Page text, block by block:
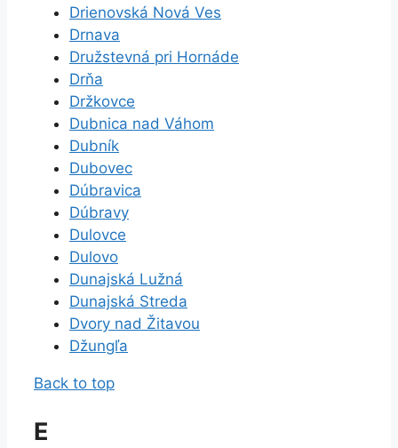
Drienovská Nová Ves
Drnava
Družstevná pri Hornáde
Drňa
Držkovce
Dubnica nad Váhom
Dubník
Dubovec
Dúbravica
Dúbravy
Dulovce
Dulovo
Dunajská Lužná
Dunajská Streda
Dvory nad Žitavou
Džungľa
Back to top
E